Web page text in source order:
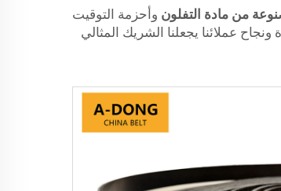
من مادة التفلون وأحزمة التوقيت
بالجودة ونجاح عملائنا يجعلنا الشريك المثالي